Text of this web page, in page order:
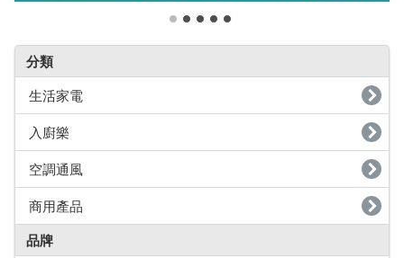
分類
生活家電
入廚樂
空調通風
商用產品
品牌